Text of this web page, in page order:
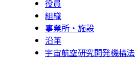
役員
組織
事業所・施設
沿革
宇宙航空研究開発機構法